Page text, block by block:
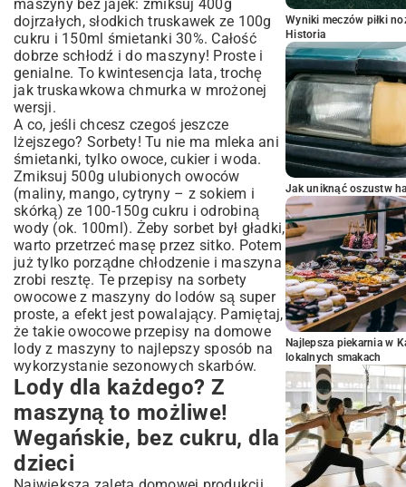
maszyny bez jajek: zmiksuj 400g
dojrzałych, słodkich truskawek ze 100g
cukru i 150ml śmietanki 30%. Całość
dobrze schłodź i do maszyny! Proste i
genialne. To kwintesencja lata, trochę
jak truskawkowa chmurka w mrożonej
wersji.
A co, jeśli chcesz czegoś jeszcze
lżejszego? Sorbety! Tu nie ma mleka ani
śmietanki, tylko owoce, cukier i woda.
Zmiksuj 500g ulubionych owoców
(maliny, mango, cytryny – z sokiem i
skórką) ze 100-150g cukru i odrobiną
wody (ok. 100ml). Żeby sorbet był gładki,
warto przetrzeć masę przez sitko. Potem
już tylko porządne chłodzenie i maszyna
zrobi resztę. Te przepisy na sorbety
owocowe z maszyny do lodów są super
proste, a efekt jest powalający. Pamiętaj,
że takie owocowe przepisy na domowe
lody z maszyny to najlepszy sposób na
wykorzystanie sezonowych skarbów.
Lody dla każdego? Z
maszyną to możliwe!
Wegańskie, bez cukru, dla
dzieci
Wyniki meczów piłki
Historia
Jak uniknąć oszustw
Najlepsza piekarnia w
lokalnych smakach